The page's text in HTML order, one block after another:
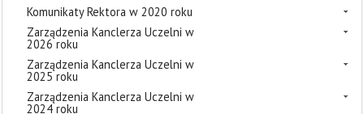
Komunikaty Rektora w 2020 roku
Zarządzenia Kanclerza Uczelni w
2026 roku
Zarządzenia Kanclerza Uczelni w
2025 roku
Zarządzenia Kanclerza Uczelni w
2024 roku